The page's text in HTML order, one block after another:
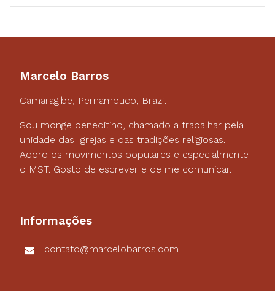
Marcelo Barros
Camaragibe, Pernambuco, Brazil
Sou monge beneditino, chamado a trabalhar pela
unidade das Igrejas e das tradições religiosas.
Adoro os movimentos populares e especialmente
o MST. Gosto de escrever e de me comunicar.
Informações
contato@marcelobarros.com